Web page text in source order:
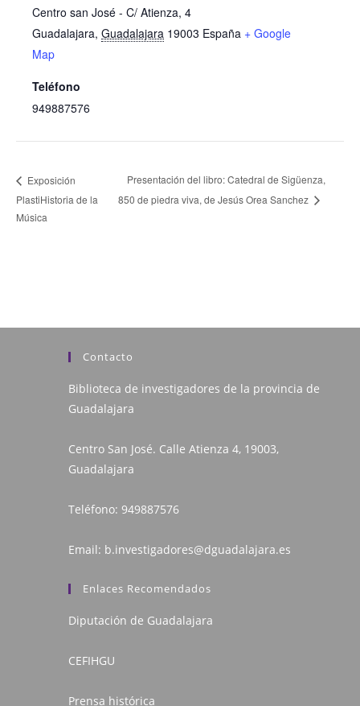
Centro san José - C/ Atienza, 4
Guadalajara, Guadalajara 19003 España + Google
Map
Teléfono
949887576
Exposición
PlastiHistoria de la
Música
Presentación del libro: Catedral de Sigüenza,
850 de piedra viva, de Jesús Orea Sanchez
Contacto
Biblioteca de investigadores de la provincia de
Guadalajara
Centro San José. Calle Atienza 4, 19003,
Guadalajara
Teléfono: 949887576
Email: b.investigadores@dguadalajara.es
Enlaces Recomendados
Diputación de Guadalajara
CEFIHGU
Prensa histórica